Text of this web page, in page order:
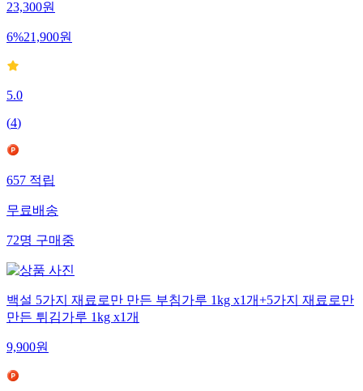
23,300원
6%21,900원
5.0
(4)
657적립
무료배송
72명구매중
백설 5가지 재료로만 만든 부침가루 1kg x1개+5가지 재료로만
만든 튀김가루 1kg x1개
9,900원